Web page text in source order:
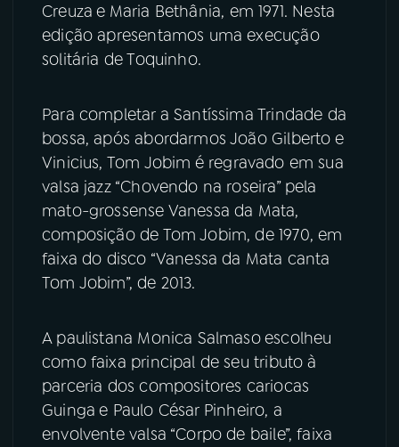
Creuza e Maria Bethânia, em 1971. Nesta
edição apresentamos uma execução
solitária de Toquinho.
Para completar a Santíssima Trindade da
bossa, após abordarmos João Gilberto e
Vinicius, Tom Jobim é regravado em sua
valsa jazz “Chovendo na roseira” pela
mato-grossense Vanessa da Mata,
composição de Tom Jobim, de 1970, em
faixa do disco “Vanessa da Mata canta
Tom Jobim”, de 2013.
A paulistana Monica Salmasoescolheu
como faixa principal de seu tributo à
parceria dos compositores cariocas
Guinga e Paulo César Pinheiro, a
envolvente valsa “Corpo de baile”, faixa